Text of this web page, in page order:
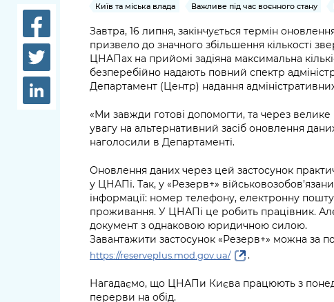
Структура
Рішення та розпорядження
Проєкти розпоряджень, що
перебувають на погодженні
Лікарні та
Освіта та
заклади
парковки
середовище
Київ та міська влада Важливе під час воєнного стану
Завтра, 16 липня, закінчується термін
призвело до значного збільшення кількості
ЦНАПах на прийомі задіяна максимальна
безперебійно надають повний спектр
Департамент (Центр) надання
«Ми завжди готові допомогти, та через
увагу на альтернативний засіб оновлення
наголосили в Департаменті.
Оновлення даних через цей застосунок
у ЦНАПі. Так, у «Резерв+»
інформації: номер телефону, електронну
проживання. У ЦНАПі це робить працівник.
документ з однаковою юридичною силою.
Завантажити застосунок «Резерв+» можна за
https://reserveplus.mod.gov.ua/ .
Нагадаємо, що ЦНАПи Києва працюють з
перерви на обід.